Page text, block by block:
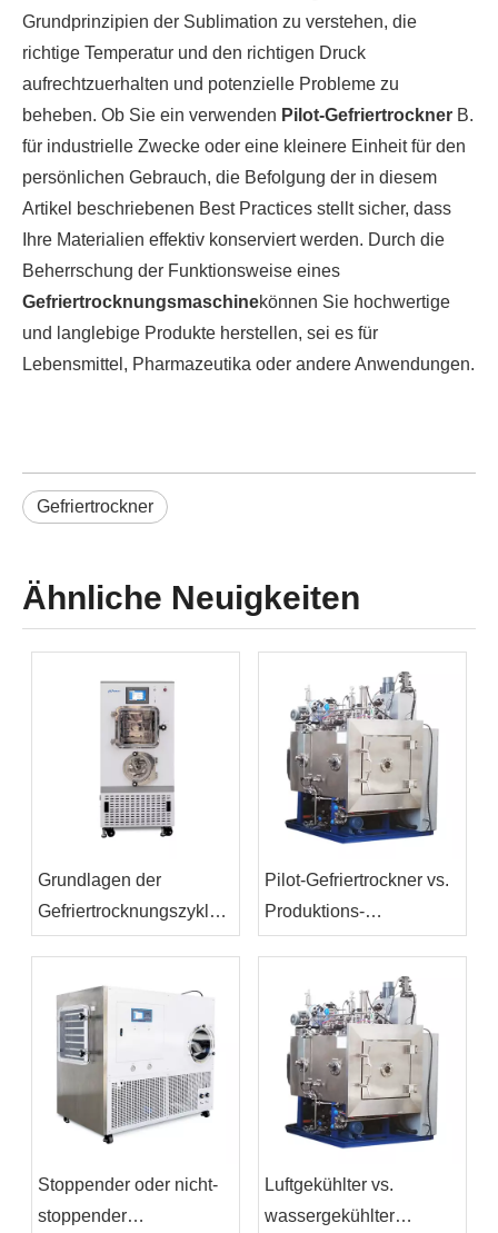
Grundprinzipien der Sublimation zu verstehen, die
richtige Temperatur und den richtigen Druck
aufrechtzuerhalten und potenzielle Probleme zu
beheben. Ob Sie ein verwenden Pilot-Gefriertrockner B.
für industrielle Zwecke oder eine kleinere Einheit für den
persönlichen Gebrauch, die Befolgung der in diesem
Artikel beschriebenen Best Practices stellt sicher, dass
Ihre Materialien effektiv konserviert werden. Durch die
Beherrschung der Funktionsweise eines
Gefriertrocknungsmaschinekönnen Sie hochwertige
und langlebige Produkte herstellen, sei es für
Lebensmittel, Pharmazeutika oder andere Anwendungen.
Gefriertrockner
Ähnliche Neuigkeiten
Grundlagen der
Gefriertrocknungszyklusentwicklung
für F&E-Teams
Pilot-Gefriertrockner vs.
Produktions-
Gefriertrockner: So
reibungslose Skalierung
Stoppender oder nicht-
stoppender
Luftgekühlter vs.
wassergekühlter